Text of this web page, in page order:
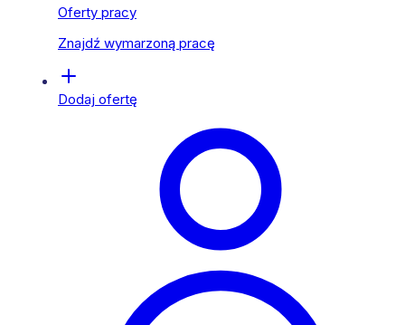
Oferty pracy
Znajdź wymarzoną pracę
Dodaj ofertę